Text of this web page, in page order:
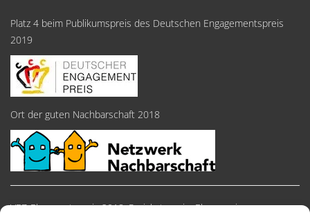
Platz 4 beim Publikumspreis des Deutschen Engagementspreis
2019
Ort der guten Nachbarschaft 2018
VEZ-Ehrenamtspreis 2018, Preiskategorie: Ehrenpreise